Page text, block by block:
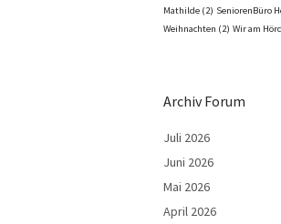
Mathilde (2) SeniorenBüro
Weihnachten (2) Wir am
Archiv Forum
Juli 2026
Juni 2026
Mai 2026
April 2026